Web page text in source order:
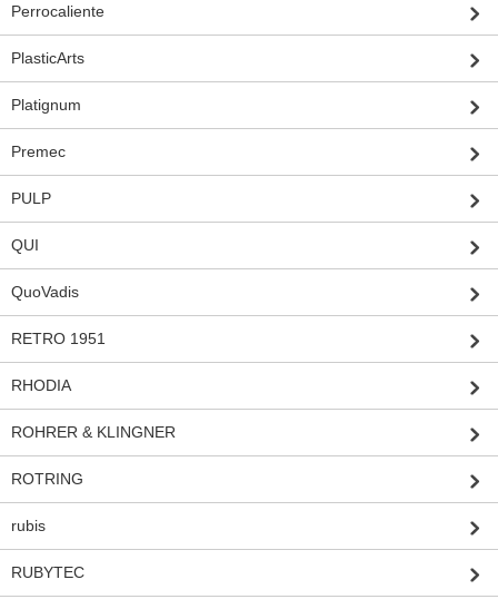
Perrocaliente
PlasticArts
Platignum
Premec
PULP
QUI
QuoVadis
RETRO 1951
RHODIA
ROHRER & KLINGNER
ROTRING
rubis
RUBYTEC